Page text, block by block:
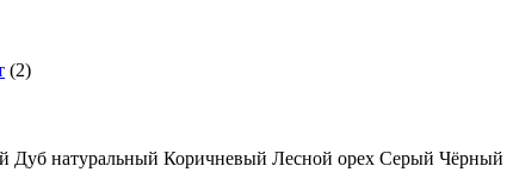
(2)
Дуб натуральный Коричневый Лесной орех Серый Чёрный